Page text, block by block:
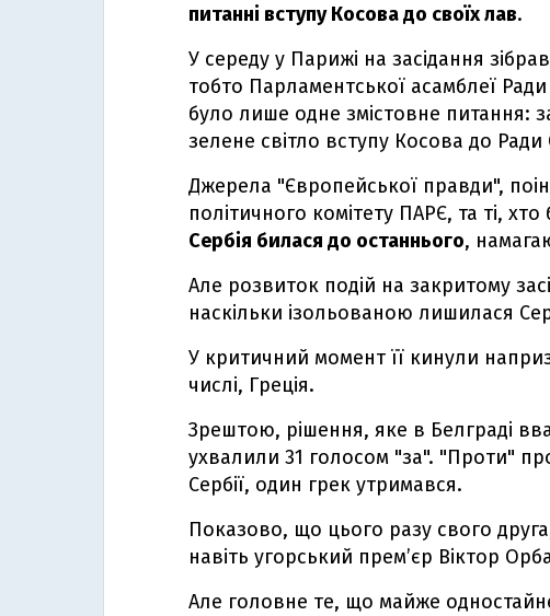
питанні вступу Косова до своїх лав.
У середу у Парижі на засідання
тобто Парламентської асамблеї
було лише одне змістовне питання:
зелене світло вступу Косова до
Джерела "Європейської правди",
політичного комітету ПАРЄ, та ті,
Сербія билася до останнього,
Але розвиток подій на закритому
наскільки ізольованою лишилася
У критичний момент її кинули
числі, Греція.
Зрештою, рішення, яке в Белграді
ухвалили 31 голосом "за". "Проти"
Сербії, один грек утримався.
Показово, що цього разу свого
навіть угорський прем’єр Віктор
Але головне те, що майже